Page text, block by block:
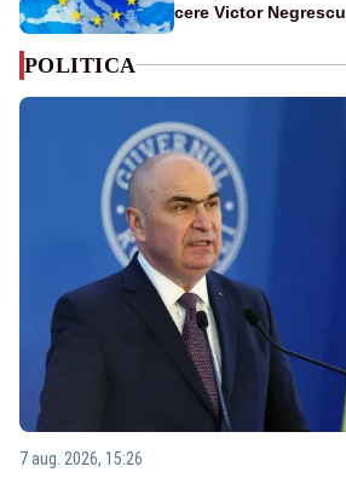
cere Victor Negrescu
POLITICA
7 aug. 2026, 15:26